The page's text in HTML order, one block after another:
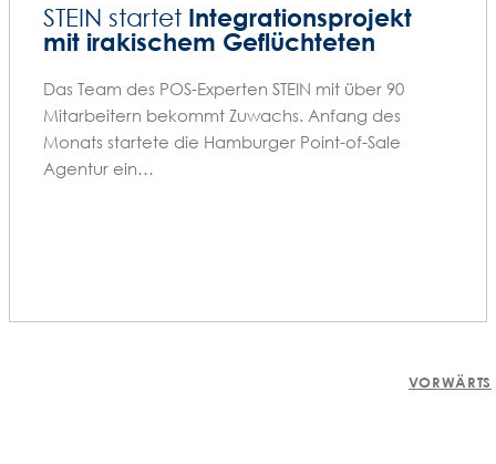
STEIN startet Integrationsprojekt
mit irakischem Geflüchteten
Das Team des POS-Experten STEIN mit über 90
Mitarbeitern bekommt Zuwachs. Anfang des
Monats startete die Hamburger Point-of-Sale
Agentur ein…
VORWÄRTS